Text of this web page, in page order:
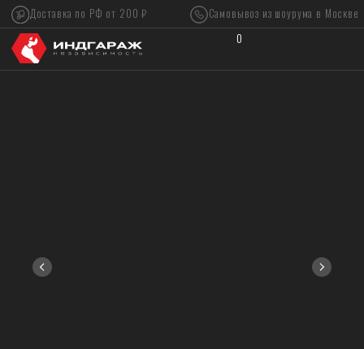
0
Самовывоз из шоурума в Москве
Доставка по РФ от 200 ₽